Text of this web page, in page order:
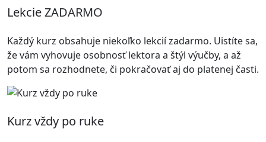
Lekcie ZADARMO
Každý kurz obsahuje niekoľko lekcií zadarmo. Uistíte sa,
že vám vyhovuje osobnosť lektora a štýl výučby, a až
potom sa rozhodnete, či pokračovať aj do platenej časti.
Kurz vždy po ruke